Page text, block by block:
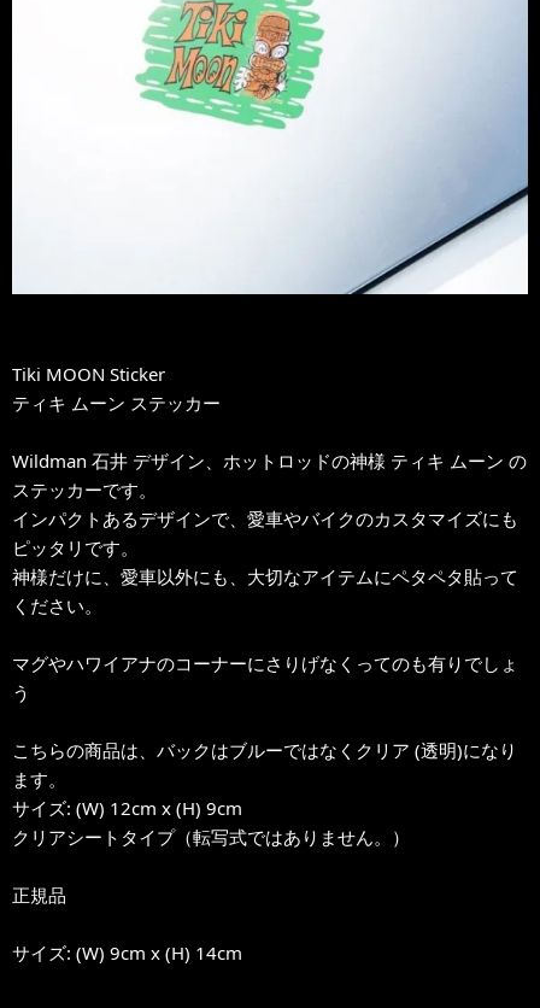
Tiki MOON Sticker
ティキ ムーン ステッカー
Wildman 石井 デザイン、ホットロッドの神様 ティキ ムーン の
ステッカーです。
インパクトあるデザインで、愛車やバイクのカスタマイズにも
ピッタリです。
神様だけに、愛車以外にも、大切なアイテムにペタペタ貼って
ください。
マグやハワイアナのコーナーにさりげなくってのも有りでしょ
う
こちらの商品は、バックはブルーではなくクリア (透明)になり
ます。
サイズ: (W) 12cm x (H) 9cm
クリアシートタイプ（転写式ではありません。）
正規品
サイズ: (W) 9cm x (H) 14cm